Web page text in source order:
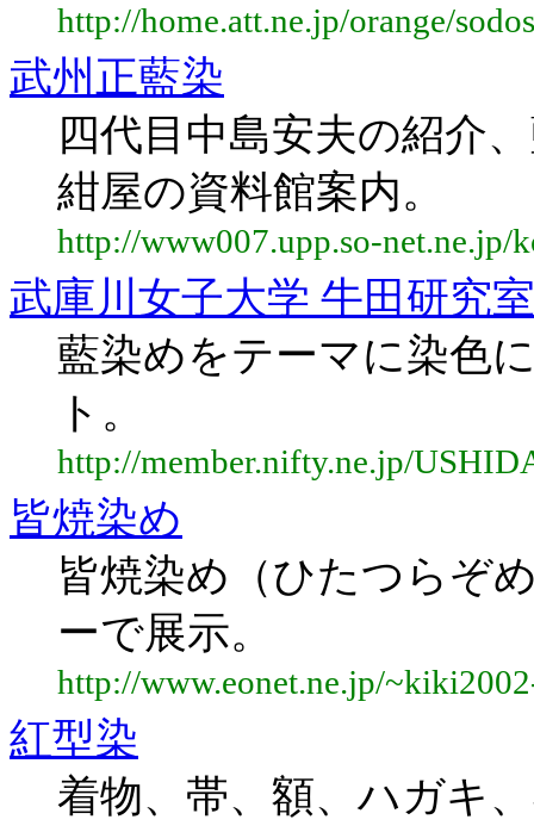
http://home.att.ne.jp/orange/
武州正藍染
四代目中島安夫の紹介
紺屋の資料館案内。
http://www007.upp.so-net.ne.jp/
武庫川女子大学 牛田研究室
藍染めをテーマに染色
ト。
http://member.nifty.ne.jp/
皆焼染め
皆焼染め（ひたつらぞ
ーで展示。
http://www.eonet.ne.jp/
紅型染
着物、帯、額、ハガキ